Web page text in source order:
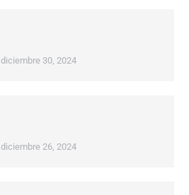
diciembre 30, 2024
diciembre 26, 2024